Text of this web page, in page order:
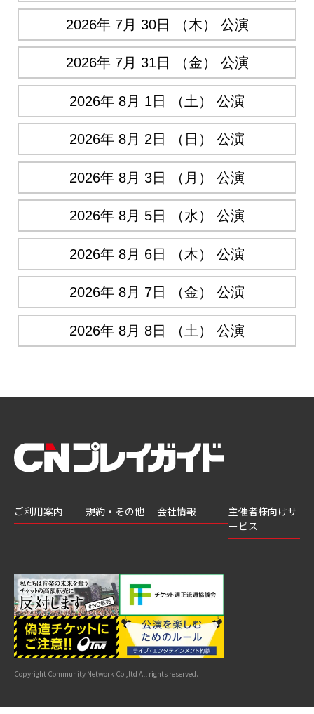
2026年 7月 30日 （木） 公演
2026年 7月 31日 （金） 公演
2026年 8月 1日 （土） 公演
2026年 8月 2日 （日） 公演
2026年 8月 3日 （月） 公演
2026年 8月 5日 （水） 公演
2026年 8月 6日 （木） 公演
2026年 8月 7日 （金） 公演
2026年 8月 8日 （土） 公演
ご利用案内
結果
よくあるご質問
はじめてガイド
公演中止・変更
サイトマップ
規約・その他
利用規約
特商法に基づく
表示
カスタマーハラ
スメントへの対
応指針
会社情報
主催者様向けサ
ービス
Copyright Community Network Co.,ltd All rights reserved.